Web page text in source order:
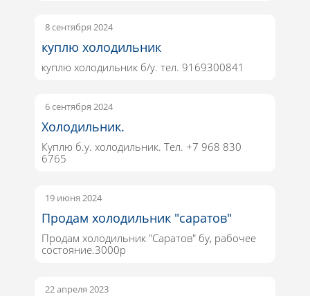
8 сентября 2024
куплю холодильник
куплю холодильник б/у. тел. 9169300841
6 сентября 2024
Холодильник.
Куплю б.у. холодильник. Тел. +7 968 830
6765
19 июня 2024
Продам холодильник "саратов"
Продам холодильник "Саратов" бу, рабочее
состояние.3000р
22 апреля 2023